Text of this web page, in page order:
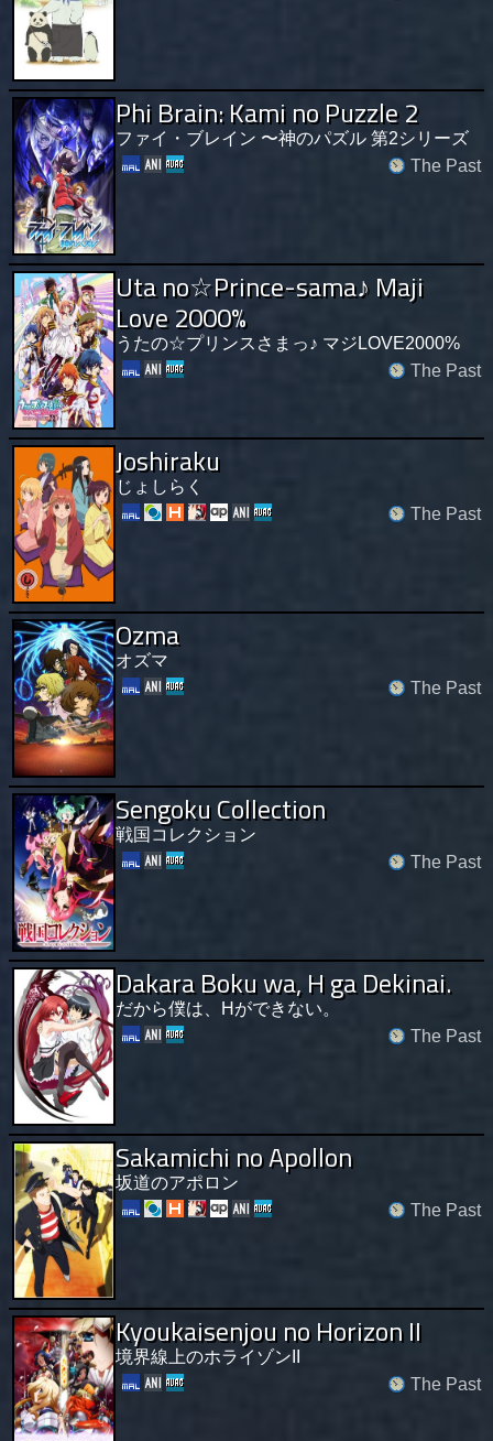
Phi Brain: Kami no Puzzle 2
ファイ・ブレイン 〜神のパズル 第2シリーズ
The Past
Uta no☆Prince-sama♪ Maji
Love 2000%
うたの☆プリンスさまっ♪ マジLOVE2000%
The Past
Joshiraku
じょしらく
The Past
Ozma
オズマ
The Past
Sengoku Collection
戦国コレクション
The Past
Dakara Boku wa, H ga Dekinai.
だから僕は、Hができない。
The Past
Sakamichi no Apollon
坂道のアポロン
The Past
Kyoukaisenjou no Horizon II
境界線上のホライゾンII
The Past